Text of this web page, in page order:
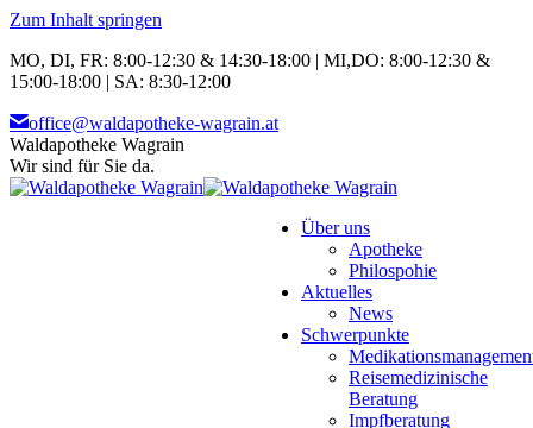
Zum Inhalt springen
MO, DI, FR: 8:00-12:30 & 14:30-18:00 | MI,DO: 8:00-12:30 &
15:00-18:00 | SA: 8:30-12:00
office@waldapotheke-wagrain.at
Waldapotheke Wagrain
Wir sind für Sie da.
Über uns
Apotheke
Philospohie
Aktuelles
News
Schwerpunkte
Reisemedizinische
Beratung
Impfberatung